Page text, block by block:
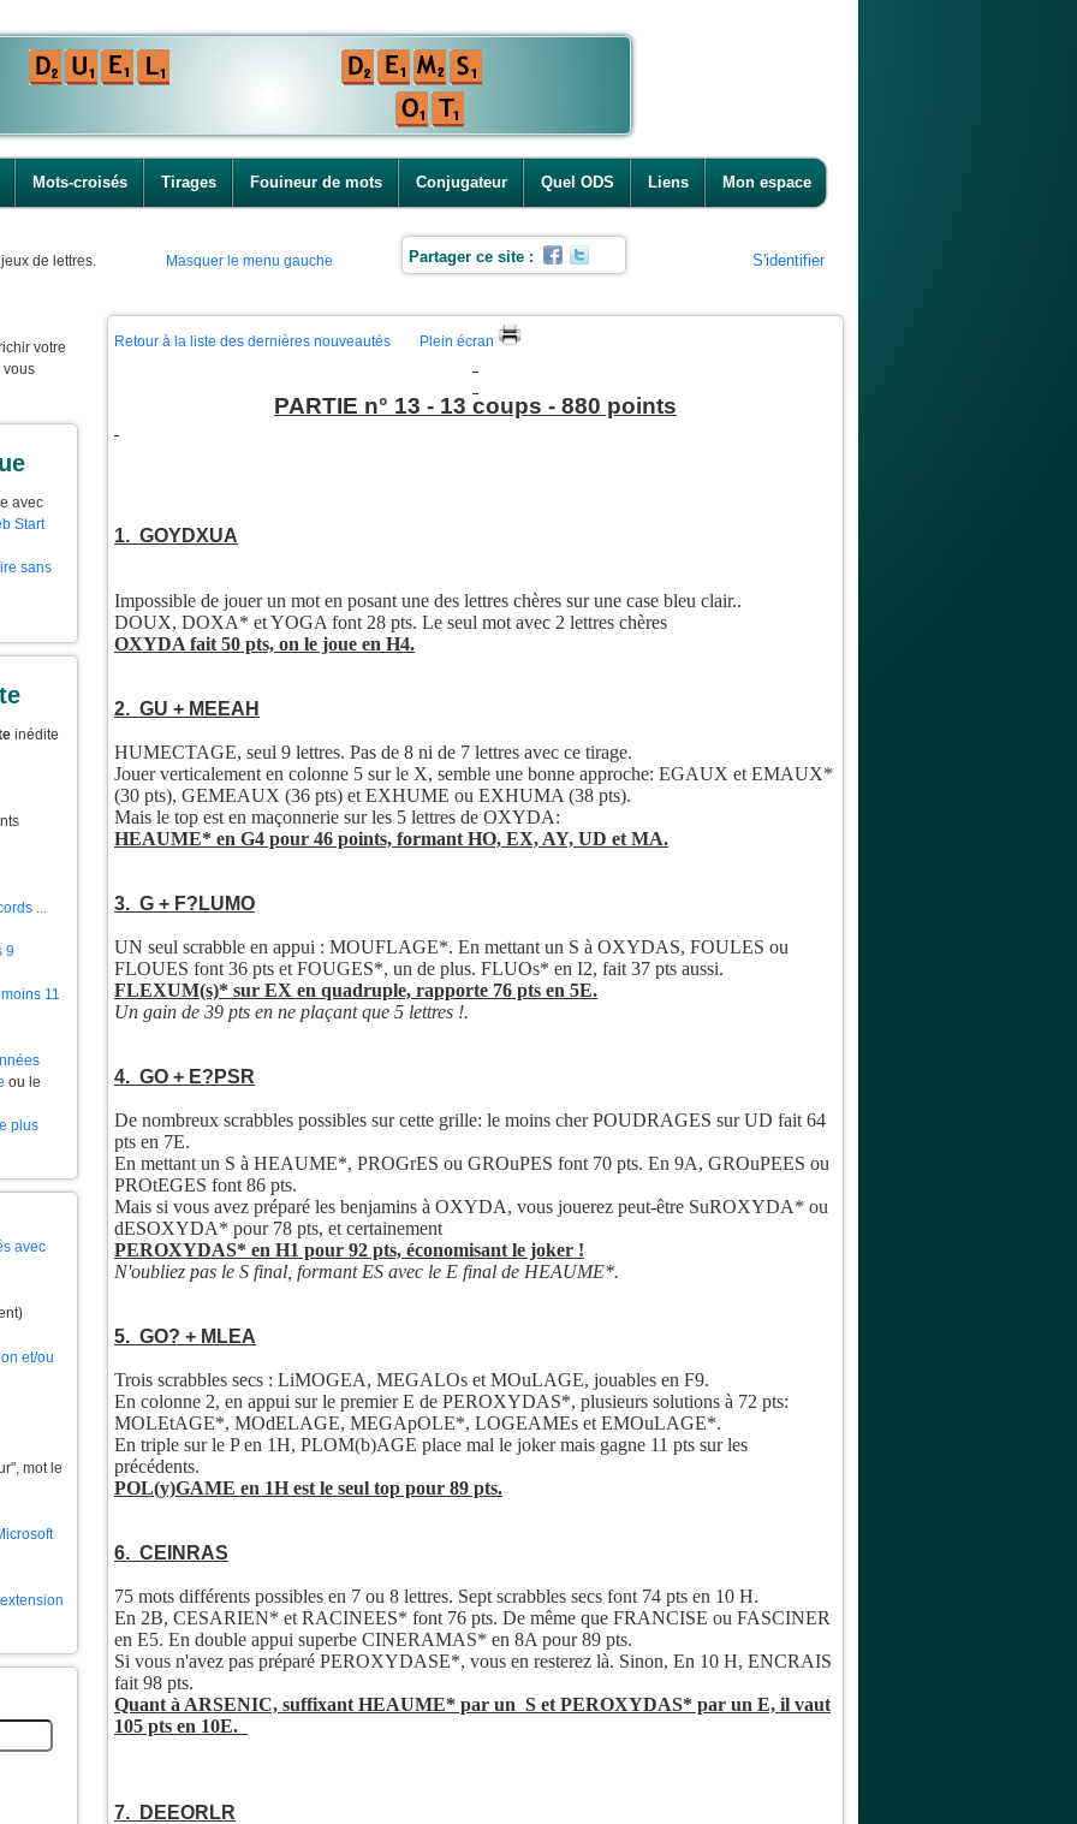
Mots-croisés Tirages Fouineur de mots Conjugateur Quel ODS Liens Mon espace
de lettres. Masquer le menu gauche Partager ce site : S'identifier
votre
vous
avec
Start
sans
inédite
...
9
11
ou le
plus
avec
et/ou
mot le
Retour à la liste des dernières nouveautés Plein écran
PARTIE n° 13 - 13 coups - 880 points
1. GOYDXUA
Impossible de jouer un mot en posant une des lettres chères sur une case bleu clair..
DOUX, DOXA* et YOGA font 28 pts. Le seul mot avec 2 lettres chères
OXYDA fait 50 pts, on le joue en H4.
2. GU + MEEAH
HUMECTAGE, seul 9 lettres. Pas de 8 ni de 7 lettres avec ce tirage.
Jouer verticalement en colonne 5 sur le X, semble une bonne approche: EGAUX et EMAUX*
(30 pts), GEMEAUX (36 pts) et EXHUME ou EXHUMA (38 pts).
Mais le top est en maçonnerie sur les 5 lettres de OXYDA:
HEAUME* en G4 pour 46 points, formant HO, EX, AY, UD et MA.
3. G + F?LUMO
UN seul scrabble en appui : MOUFLAGE*. En mettant un S à OXYDAS, FOULES ou
FLOUES font 36 pts et FOUGES*, un de plus. FLUOs* en I2, fait 37 pts aussi.
FLEXUM(s)* sur EX en quadruple, rapporte 76 pts en 5E.
Un gain de 39 pts en ne plaçant que 5 lettres !.
4. GO + E?PSR
De nombreux scrabbles possibles sur cette grille: le moins cher POUDRAGES sur UD fait 64
pts en 7E.
En mettant un S à HEAUME*, PROGrES ou GROuPES font 70 pts. En 9A, GROuPEES ou
PROtEGES font 86 pts.
Mais si vous avez préparé les benjamins à OXYDA, vous jouerez peut-être SuROXYDA* ou
dESOXYDA* pour 78 pts, et certainement
PEROXYDAS* en H1 pour 92 pts, économisant le joker !
N'oubliez pas le S final, formant ES avec le E final de HEAUME*.
5. GO? + MLEA
Trois scrabbles secs : LiMOGEA, MEGALOs et MOuLAGE, jouables en F9.
En colonne 2, en appui sur le premier E de PEROXYDAS*, plusieurs solutions à 72 pts:
MOLEtAGE*, MOdELAGE, MEGApOLE*, LOGEAMEs et EMOuLAGE*.
En triple sur le P en 1H, PLOM(b)AGE place mal le joker mais gagne 11 pts sur les
précédents.
POL(y)GAME en 1H est le seul top pour 89 pts.
6. CEINRAS
75 mots différents possibles en 7 ou 8 lettres. Sept scrabbles secs font 74 pts en 10 H.
En 2B, CESARIEN* et RACINEES* font 76 pts. De même que FRANCISE ou FASCINER
en E5. En double appui superbe CINERAMAS* en 8A pour 89 pts.
Si vous n'avez pas préparé PEROXYDASE*, vous en resterez là. Sinon, En 10 H, ENCRAIS
fait 98 pts.
Quant à ARSENIC, suffixant HEAUME* par un S et PEROXYDAS* par un E, il vaut
105 pts en 10E.
7. DEEORLR